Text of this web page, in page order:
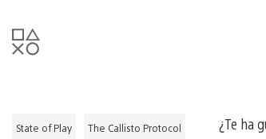
State of Play The Callisto Protocol
¿Te ha